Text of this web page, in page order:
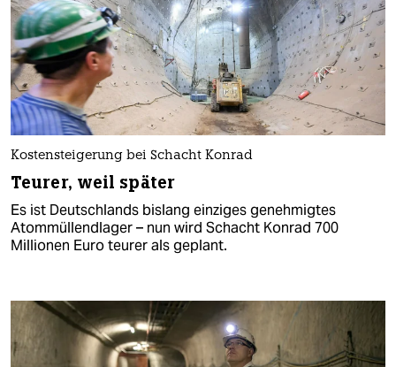
Kostensteigerung bei Schacht Konrad
Teurer, weil später
Es ist Deutschlands bislang einziges genehmigtes
Atommüllendlager – nun wird Schacht Konrad 700
Millionen Euro teurer als geplant.